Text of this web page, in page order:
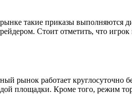
такие приказы выполняются
Стоит отметить, что
рынок работает круглосуточно
площадки. Кроме того, режим